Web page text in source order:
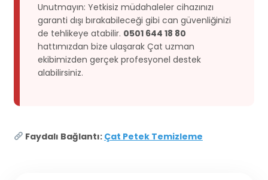
Unutmayın: Yetkisiz müdahaleler cihazınızı
garanti dışı bırakabileceği gibi can güvenliğinizi
de tehlikeye atabilir. 0501 644 18 80
hattımızdan bize ulaşarak Çat uzman
ekibimizden gerçek profesyonel destek
alabilirsiniz.
Faydalı Bağlantı: Çat Petek Temizleme